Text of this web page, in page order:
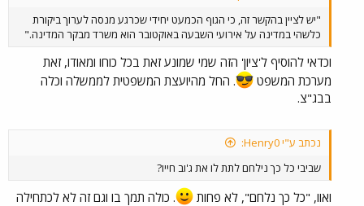
"יש לציין בהקשר זה, כי הגוף הכמעט יחידי שכרגע מנסה לערוך ביקורת
כלשהי במדינה על אירועי השבעה באוקטובר הוא משרד מבקר המדינה."
וכדאי להוסיף ל'ציון' הזה שמי שמונע זאת בכל כוחו ומאודו, זאת
מערכת המשפט
. החל מהיועצת המשפטית לממשלה וכלה
בבג"צ.
נכתב ע"י Henry0:
שביבי כל כך נילחם לתת לו את ג'וב חייו?
ואוו, "כל כך נלחם", לא פחות
. כולה תמך בו וגם זה לא לכתחילה